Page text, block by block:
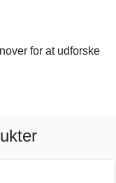
for at udforske